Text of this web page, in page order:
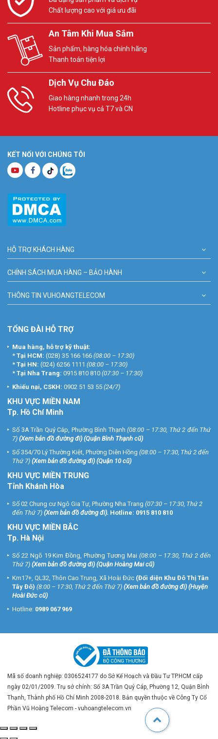
Chất lượng cao với giá ưu đãi
An Tâm Khi Mua Sắm
Sản phẩm, hàng hóa chính hãng
Thanh toán tiện lợi
Dịch Vụ Chu Đáo
Giao hàng nhanh trong 24h
Hotline phục vụ cả T7 và CN
KẾT NỐI VỚI CHÚNG TÔI
HỖ TRỢ KHÁCH HÀNG
CHÍNH SÁCH MUA HÀNG – BẢO HÀNH
THÔNG TIN VUHOANGTELECOM
TỔNG ĐÀI HỖ TRỢ
Mua hàng, hỗ trợ kỹ thuật:
* Tại HCM: (028) 35 166 166 (08:00 – 17:30)
* Tại HN: (024) 6256 1111 (08:00 – 17:30)
* Tại Nha Trang: 0915 810 810 (07:30 – 17:30)
Khiếu nại, CSKH: 0902 51 53 55 (24/7)
KHU VỰC MIỀN NAM
Tp. Hồ Chí Minh
Số 3A Trần Quý Cáp, Phường Bình Thạnh (08:00 – 17:30, Thứ 2 đến Thứ
7) (Xem bản đồ đường đi) (Quận Bình Thạnh cũ)
Số 354/70 Lý Thường Kiệt, Phường Diên Hồng (08:00 – 17:30, Thứ 2 đến
Thứ 7) (Xem bản đồ đường đi) (Quận 10 cũ)
KHU VỰC MIỀN TRUNG
Tỉnh Khánh Hòa
Số 02 Chung cư Ngô Gia Tự, Phường Nha Trang (07:30 – 17:30, Thứ 2
đến Thứ 7) (Xem bản đồ đường đi). Hotline: 0915 810 810
KHU VỰC MIỀN BẮC
Tp. Hà Nội
Số 22 Ngõ 19 Kim Đồng, Phường Tương Mai (08:00 – 17:30, Thứ 2 đến
Thứ 7) (Xem bản đồ đường đi) (Quận Hoàng Mai cũ)
Km17+, QL32, Thôn Cao Trung, Xã Hoài Đức (Đối diện Khu Đô Thị Tân
Tây Đô) (8:00 – 17:30, Thứ 2 đến Thứ 7) (Xem bản đồ đường đi) (Huyện
Hoài Đức cũ)
Hotline: 0989 067 969
Mã số doanh nghiệp: 0306524177 do Sở Kế Hoạch và Đầu Tư TP.HCM cấp
ngày 02/01/2009. Trụ sở chính: Số 3A Trần Quý Cáp, Phường 12, Quận Bình
Thạnh, Thành phố Hồ Chí Minh 2008-2018. Bản quyền thuộc về Công Ty Cổ
Phần Vũ Hoàng Telecom - vuhoangtelecom.vn